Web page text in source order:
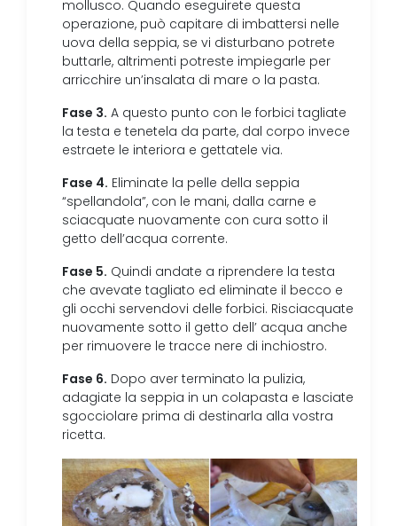
mollusco. Quando eseguirete questa
operazione, può capitare di imbattersi nelle
uova della seppia, se vi disturbano potrete
buttarle, altrimenti potreste impiegarle per
arricchire un’insalata di mare o la pasta.
Fase 3. A questo punto con le forbici tagliate
la testa e tenetela da parte, dal corpo invece
estraete le interiora e gettatele via.
Fase 4. Eliminate la pelle della seppia
“spellandola”, con le mani, dalla carne e
sciacquate nuovamente con cura sotto il
getto dell’acqua corrente.
Fase 5. Quindi andate a riprendere la testa
che avevate tagliato ed eliminate il becco e
gli occhi servendovi delle forbici. Risciacquate
nuovamente sotto il getto dell’ acqua anche
per rimuovere le tracce nere di inchiostro.
Fase 6. Dopo aver terminato la pulizia,
adagiate la seppia in un colapasta e lasciate
sgocciolare prima di destinarla alla vostra
ricetta.